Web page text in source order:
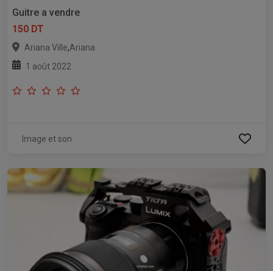
Guitre a vendre
150 DT
Ariana Ville,Ariana
1 août 2022
Image et son